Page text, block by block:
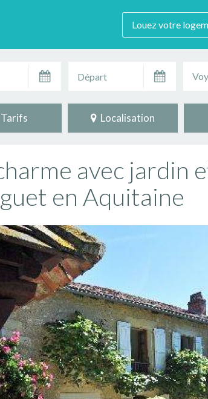
Louez votre
Localisation
avec jardin
en Aquitaine